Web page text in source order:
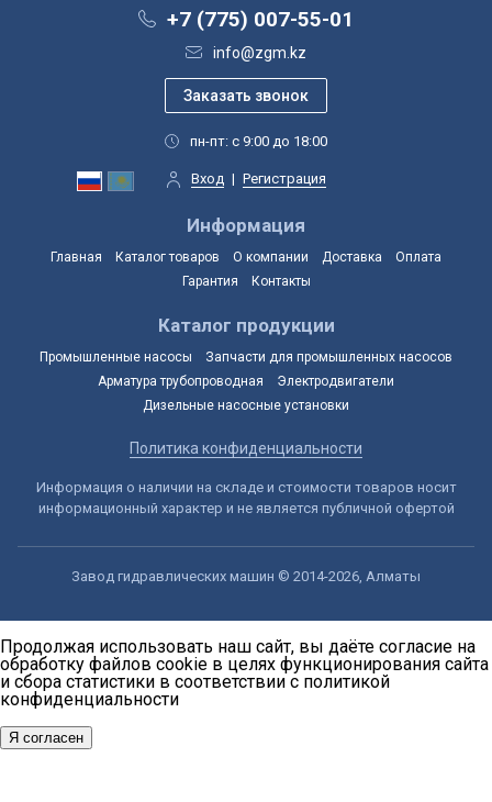
+7 (775) 007-55-01
info@zgm.kz
пн-пт: с 9:00 до 18:00
Вход | Регистрация
Информация
Главная Каталог товаров О компании Доставка
Оплата
Гарантия
Контакты
Каталог продукции
Промышленные насосы
Запчасти для промышленных насосов
Арматура трубопроводная
Электродвигатели
Дизельные насосные установки
Политика конфиденциальности
Информация о наличии на складе и стоимости товаров носит
информационный характер и не является публичной офертой
Завод гидравлических машин © 2014-2026, Алматы
Продолжая использовать наш сайт, вы даёте согласие на
обработку файлов cookie в целях функционирования сайта
и сбора статистики в соответствии с политикой
конфиденциальности
Я согласен